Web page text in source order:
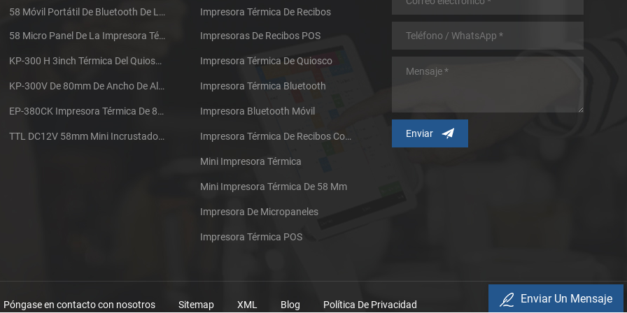
58 Móvil Portátil De Bluetooth De La Impresora Térmica De PTP-II
58 Micro Panel De La Impresora Térmica De Recibos CSN-A1
KP-300 H 3inch Térmica Del Quiosco De La Impresora Módulo De
KP-300V De 80mm De Ancho De Alta Velocidad De La Impresora Térmica Del Quiosco
EP-380CK Impresora Térmica De 80 Mm Con Bloqueo De La Tapa
TTL DC12V 58mm Mini Incrustado Taxi De La Impresora Térmica De Recibos
Impresora Térmica De Recibos
Impresoras De Recibos POS
Impresora Térmica De Quiosco
Impresora Térmica Bluetooth
Impresora Bluetooth Móvil
Impresora Térmica De Recibos Con Micropanel.
Mini Impresora Térmica
Mini Impresora Térmica De 58 Mm
Impresora De Micropaneles
Impresora Térmica POS
Póngase en contacto con nosotros Sitemap XML Blog Política De Privacidad Enviar Un Mensaje